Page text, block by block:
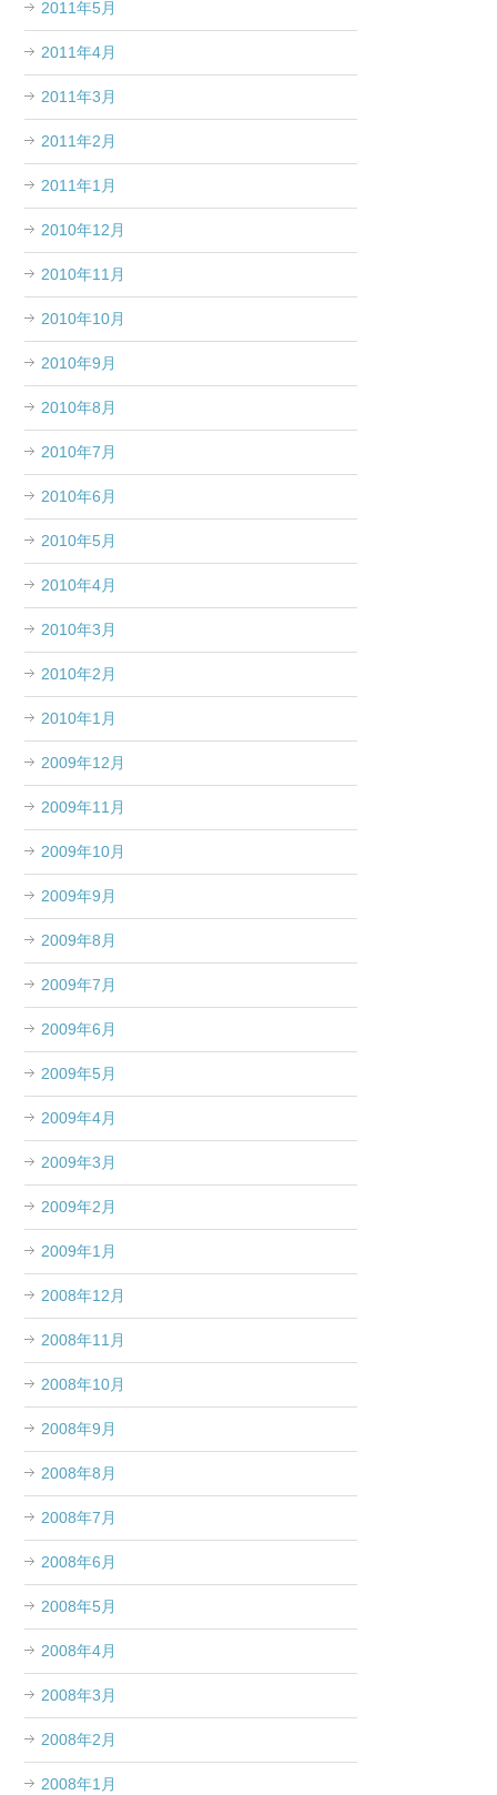
2011年5月
2011年4月
2011年3月
2011年2月
2011年1月
2010年12月
2010年11月
2010年10月
2010年9月
2010年8月
2010年7月
2010年6月
2010年5月
2010年4月
2010年3月
2010年2月
2010年1月
2009年12月
2009年11月
2009年10月
2009年9月
2009年8月
2009年7月
2009年6月
2009年5月
2009年4月
2009年3月
2009年2月
2009年1月
2008年12月
2008年11月
2008年10月
2008年9月
2008年8月
2008年7月
2008年6月
2008年5月
2008年4月
2008年3月
2008年2月
2008年1月